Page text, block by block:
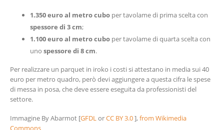
1.350 euro al metro cubo per tavolame di prima scelta con
spessore di 3 cm;
1.100 euro al metro cubo per tavolame di quarta scelta con
uno spessore di 8 cm.
Per realizzare un parquet in iroko i costi si attestano in media sui 40
euro per metro quadro, però devi aggiungere a questa cifra le spese
di messa in posa, che deve essere eseguita da professionisti del
settore.
Immagine By Abarmot [GFDLorCC BY 3.0],from Wikimedia
Commons